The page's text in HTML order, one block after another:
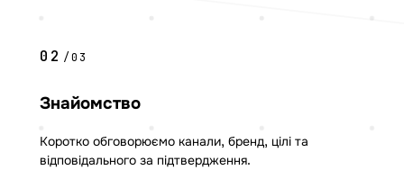
02 /03
Знайомство
Коротко обговорюємо канали, бренд, цілі та
відповідального за підтвердження.